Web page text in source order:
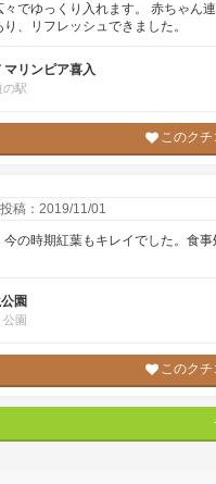
でゆっくり入れます。 赤ちゃん
、リフレッシュできました。
マリンピア喜入
の駅
このクチ
投稿：2019/11/01
の時期紅葉もキレイでした。食
園
公園
このクチ